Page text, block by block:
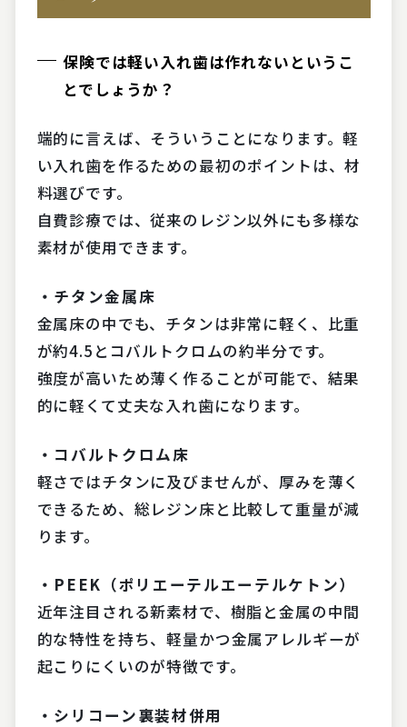
保険では軽い入れ歯は作れないというこ
とでしょうか？
端的に言えば、そういうことになります。軽
い入れ歯を作るための最初のポイントは、材
料選びです。
自費診療では、従来のレジン以外にも多様な
素材が使用できます。
・チタン金属床
金属床の中でも、チタンは非常に軽く、比重
が約4.5とコバルトクロムの約半分です。
強度が高いため薄く作ることが可能で、結果
的に軽くて丈夫な入れ歯になります。
・コバルトクロム床
軽さではチタンに及びませんが、厚みを薄く
できるため、総レジン床と比較して重量が減
ります。
・PEEK（ポリエーテルエーテルケトン）
近年注目される新素材で、樹脂と金属の中間
的な特性を持ち、軽量かつ金属アレルギーが
起こりにくいのが特徴です。
・シリコーン裏装材併用